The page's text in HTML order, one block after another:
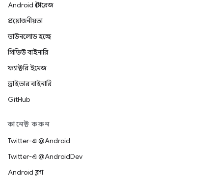
Android স্টোরেজ
প্রয়োজনীয়তা
ডাউনলোড হচ্ছে
প্রিভিউ বাইনারি
ফ্যাক্টরি ইমেজ
ড্রাইভার বাইনারি
GitHub
কানেক্ট করুন
Twitter-এ @Android
Twitter-এ @AndroidDev
Android ব্লগ